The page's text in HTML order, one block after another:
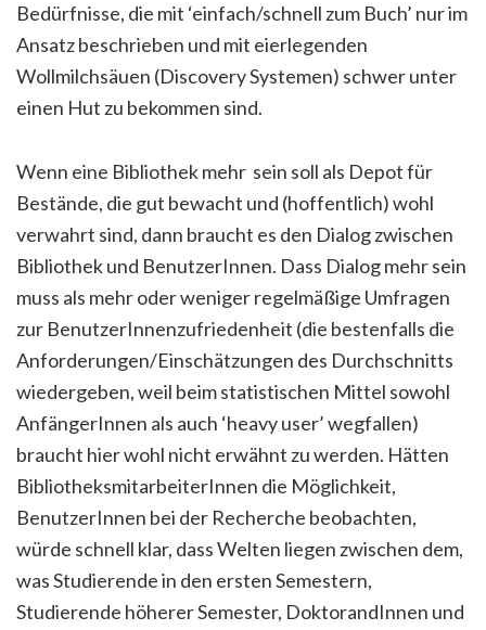
Bedürfnisse, die mit ‘einfach/schnell zum Buch’ nur im
Ansatz beschrieben und mit eierlegenden
Wollmilchsäuen (Discovery Systemen) schwer unter
einen Hut zu bekommen sind.
Wenn eine Bibliothek mehr sein soll als Depot für
Bestände, die gut bewacht und (hoffentlich) wohl
verwahrt sind, dann braucht es den Dialog zwischen
Bibliothek und BenutzerInnen. Dass Dialog mehr sein
muss als mehr oder weniger regelmäßige Umfragen
zur BenutzerInnenzufriedenheit (die bestenfalls die
Anforderungen/Einschätzungen des Durchschnitts
wiedergeben, weil beim statistischen Mittel sowohl
AnfängerInnen als auch ‘heavy user’ wegfallen)
braucht hier wohl nicht erwähnt zu werden. Hätten
BibliotheksmitarbeiterInnen die Möglichkeit,
BenutzerInnen bei der Recherche beobachten,
würde schnell klar, dass Welten liegen zwischen dem,
was Studierende in den ersten Semestern,
Studierende höherer Semester, DoktorandInnen und